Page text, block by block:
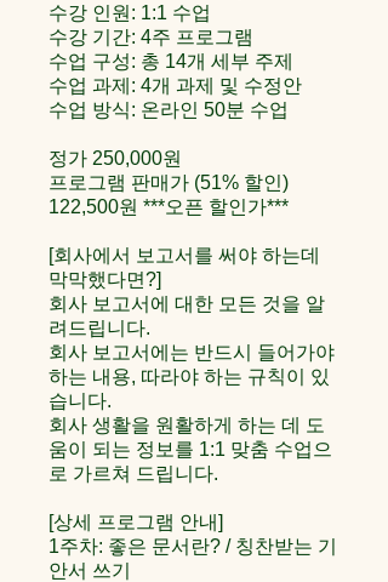
수강 인원: 1:1 수업
수강 기간: 4주 프로그램
수업 구성: 총 14개 세부 주제
수업 과제: 4개 과제 및 수정안
수업 방식: 온라인 50분 수업
정가 250,000원
프로그램 판매가 (51% 할인)
122,500원 ***오픈 할인가***
[회사에서 보고서를 써야 하는데
막막했다면?]
회사 보고서에 대한 모든 것을 알
려드립니다.
회사 보고서에는 반드시 들어가야
하는 내용, 따라야 하는 규칙이 있
습니다.
회사 생활을 원활하게 하는 데 도
움이 되는 정보를 1:1 맞춤 수업으
로 가르쳐 드립니다.
[상세 프로그램 안내]
1주차: 좋은 문서란? / 칭찬받는 기
안서 쓰기